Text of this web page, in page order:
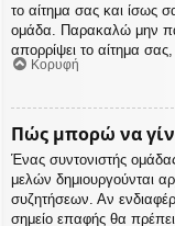
το αίτημα σας και ίσως
ομάδα. Παρακαλώ μην
απορρίψει το αίτημα
Κορυφή
Πώς μπορώ να
Ένας συντονιστής
μελών δημιουργούνται
συζητήσεων. Αν
σημείο επαφής θα